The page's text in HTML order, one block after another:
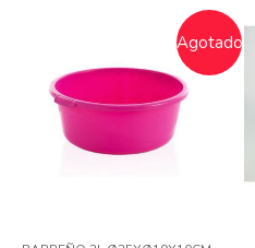
Agotado